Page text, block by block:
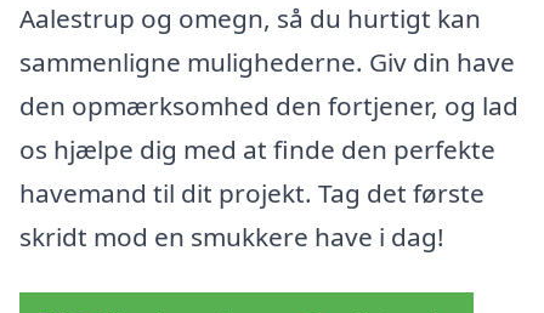
Aalestrup og omegn, så du hurtigt kan
sammenligne mulighederne. Giv din have
den opmærksomhed den fortjener, og lad
os hjælpe dig med at finde den perfekte
havemand til dit projekt. Tag det første
skridt mod en smukkere have i dag!